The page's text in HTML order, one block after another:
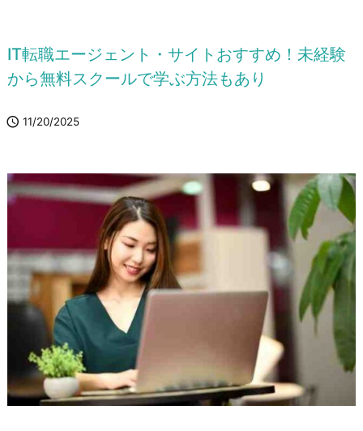
IT転職エージェント・サイトおすすめ！未経験
から無料スクールで学ぶ方法もあり
 11/20/2025